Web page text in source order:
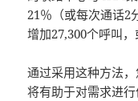
21％（或每次通话2
增加27,300个呼叫，
通过采用这种方法
将有助于对需求进